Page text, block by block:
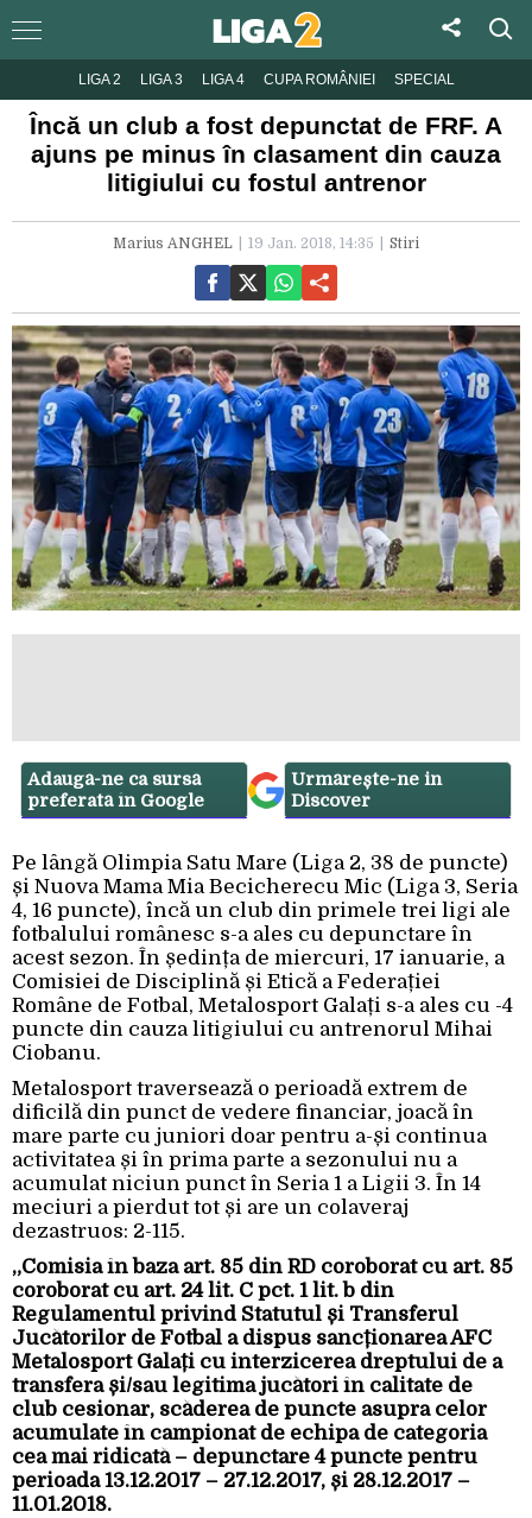
LIGA 2 LIGA 3 LIGA 4 CUPA ROMÂNIEI SPECIAL
Încă un club a fost depunctat de FRF. A
ajuns pe minus în clasament din cauza
litigiului cu fostul antrenor
Marius ANGHEL 19 Jan. 2018, 14:35 Stiri
Adaugă-ne ca sursă
preferată în Google
Urmărește-ne in
Discover
Pe lângă Olimpia Satu Mare (Liga 2, 38 de puncte)
și Nuova Mama Mia Becicherecu Mic (Liga 3, Seria
4, 16 puncte), încă un club din primele trei ligi ale
fotbalului românesc s-a ales cu depunctare în
acest sezon. În ședința de miercuri, 17 ianuarie, a
Comisiei de Disciplină și Etică a Federației
Române de Fotbal, Metalosport Galați s-a ales cu -4
puncte din cauza litigiului cu antrenorul Mihai
Ciobanu.
Metalosport traversează o perioadă extrem de
dificilă din punct de vedere financiar, joacă în
mare parte cu juniori doar pentru a-și continua
activitatea și în prima parte a sezonului nu a
acumulat niciun punct în Seria 1 a Ligii 3. În 14
meciuri a pierdut tot și are un colaveraj
dezastruos: 2-115.
„Comisia în baza art. 85 din RD coroborat cu art. 85
coroborat cu art. 24 lit. C pct. 1 lit. b din
Regulamentul privind Statutul și Transferul
Jucătorilor de Fotbal a dispus sancționarea AFC
Metalosport Galați cu interzicerea dreptului de a
transfera și/sau legitima jucători în calitate de
club cesionar, scăderea de puncte asupra celor
acumulate în campionat de echipa de categoria
cea mai ridicată – depunctare 4 puncte pentru
perioada 13.12.2017 – 27.12.2017, și 28.12.2017 –
11.01.2018.